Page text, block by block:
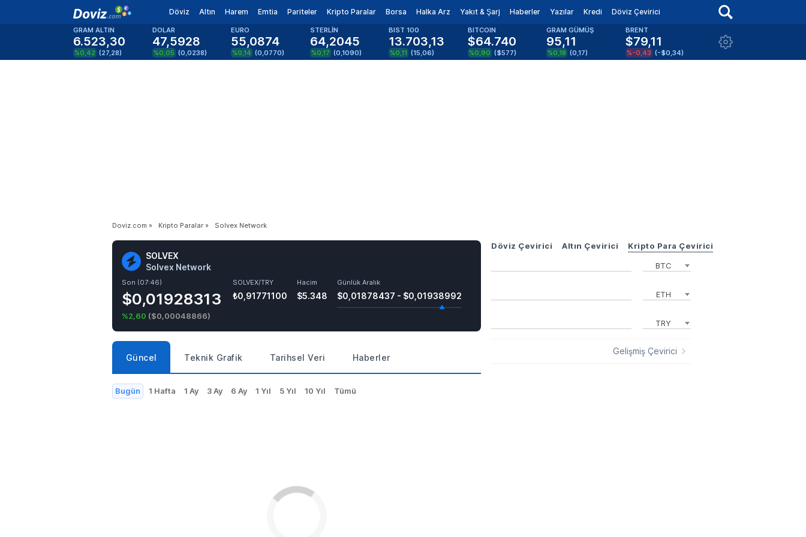
Döviz Altın Harem Emtia Pariteler Kripto Paralar Borsa Halka Arz Yakıt & Şarj Haberler Yazılar Kredi Döviz Çevirici
GRAM ALTIN
6.523,30
%0,42 (27,28)
DOLAR
47,5928
%0,05 (0,0238)
EURO
55,0874
%0,14 (0,0770)
STERLİN
64,2045
%0,17 (0,1090)
BIST 100
13.703,13
%0,11 (15,06)
BITCOIN
$64.740
%0,90 ($577)
GRAM GÜMÜŞ
95,11
%0,18 (0,17)
BRENT
$79,11
%-0,43 (-$0,34)
Doviz.com » Kripto Paralar » Solvex Network
SOLVEX
Solvex Network
Son (07:46)
$0,01928313
%2,60 ($0,00048866)
SOLVEX/TRY
₺0,91771100
Hacim
$5.348
Günlük Aralık
$0,01878437 - $0,01938992
Güncel Teknik Grafik Tarihsel Veri Haberler
Bugün 1 Hafta 1 Ay 3 Ay 6 Ay 1 Yıl 5 Yıl 10 Yıl Tümü
Döviz Çevirici Altın Çevirici Kripto Para Çevirici
BTC
ETH
TRY
Gelişmiş Çevirici